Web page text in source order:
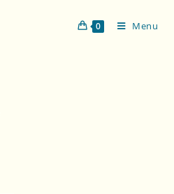
0 Menu